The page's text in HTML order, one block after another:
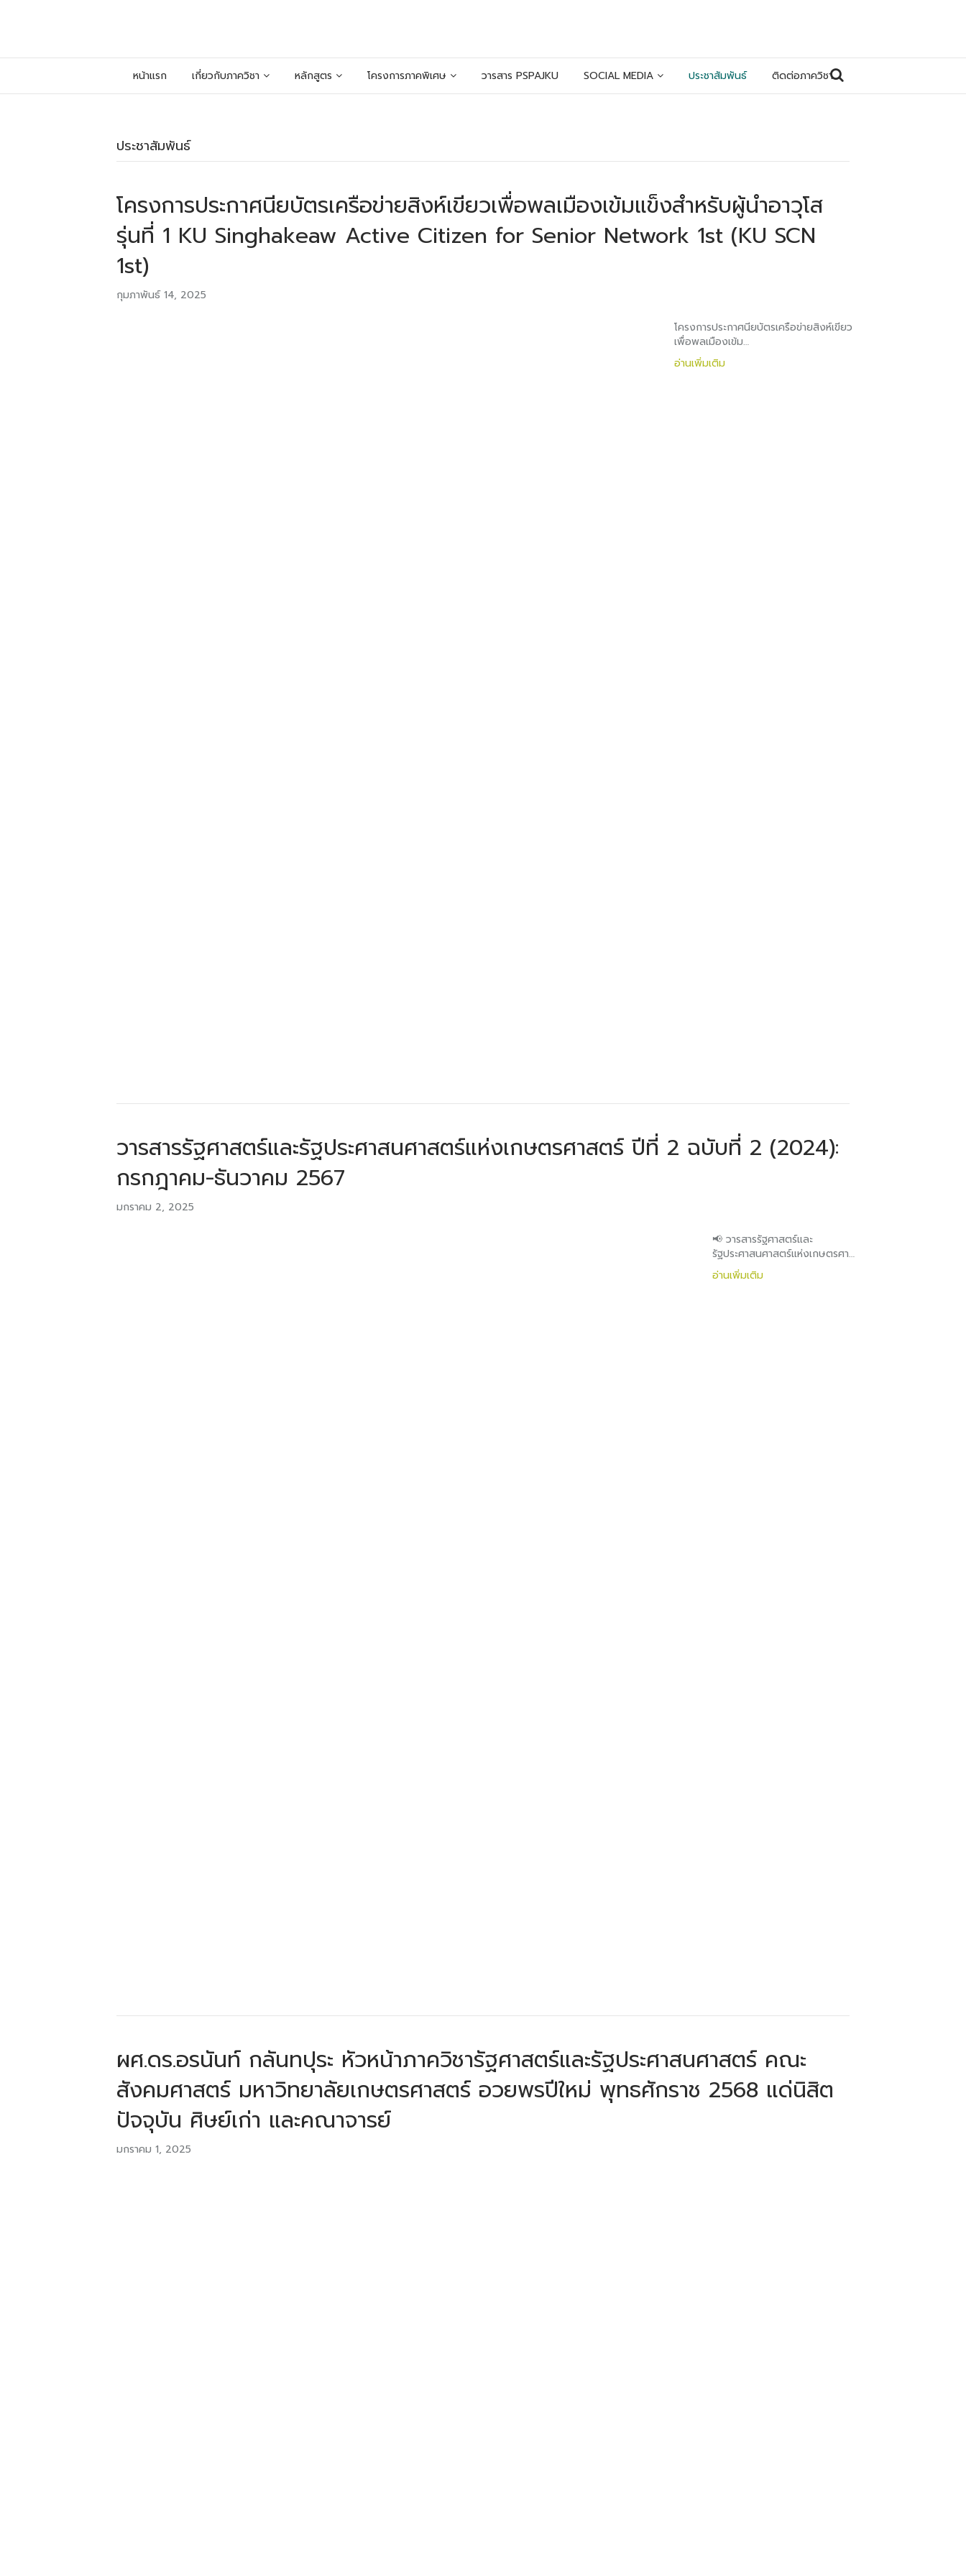
หน้าแรก เกี่ยวกับภาควิชา หลักสูตร โครงการภาคพิเศษ วารสาร PSPAJKU SOCIAL MEDIA ประชาสัมพันธ์ ติดต่อภาควิชา
ประชาสัมพันธ์
โครงการประกาศนียบัตรเครือข่ายสิงห์เขียวเพื่อพลเมืองเข้มแข็งสำหรับผู้นำอาวุโส
รุ่นที่ 1 KU Singhakeaw Active Citizen for Senior Network 1st (KU SCN
1st)
กุมภาพันธ์ 14, 2025
โครงการประกาศนียบัตรเครือข่ายสิงห์เขียว
เพื่อพลเมืองเข้ม…
อ่านเพิ่มเติม
วารสารรัฐศาสตร์และรัฐประศาสนศาสตร์แห่งเกษตรศาสตร์ ปีที่ 2 ฉบับที่ 2 (2024):
กรกฎาคม-ธันวาคม 2567
มกราคม 2, 2025
📢 วารสารรัฐศาสตร์และ
รัฐประศาสนศาสตร์แห่งเกษตรศา…
อ่านเพิ่มเติม
ผศ.ดร.อรนันท์ กลันทปุระ หัวหน้าภาควิชารัฐศาสตร์และรัฐประศาสนศาสตร์ คณะ
สังคมศาสตร์ มหาวิทยาลัยเกษตรศาสตร์ อวยพรปีใหม่ พุทธศักราช 2568 แด่นิสิต
ปัจจุบัน ศิษย์เก่า และคณาจารย์
มกราคม 1, 2025